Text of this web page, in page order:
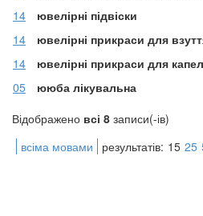
14
ювелірні підвіски
14
ювелірні прикраси для
14
ювелірні прикраси для
05
ююба лікувальна
Відображено всі 8 записи(-ів)
всіма мовами
результатів: 15 25